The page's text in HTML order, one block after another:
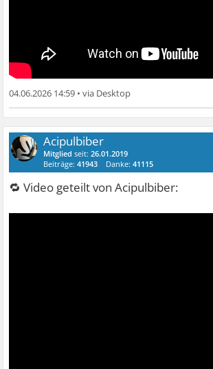
04.06.2026 14:59 •
Acipulbiber
Mitglied seit:26.01.2019
Beiträge:41943 Danke:41115
🔁 Video geteilt von Acipulbiber: